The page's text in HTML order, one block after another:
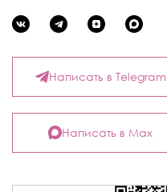
Написать в Telegram
Написать в Max